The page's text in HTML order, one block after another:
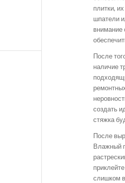
плитки,
шпатели
внимание
После
наличие
создать
стяжка
После
Влажный
слишком